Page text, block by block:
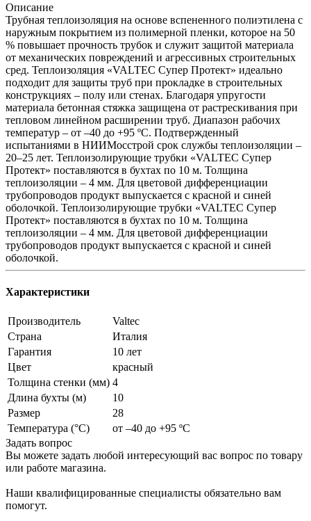
Описание
Трубная теплоизоляция на основе вспененного полиэтилена с
наружным покрытием из полимерной пленки, которое на 50
% повышает прочность трубок и служит защитой материала
от механических повреждений и агрессивных строительных
сред. Теплоизоляция «VALTEC Супер Протект» идеально
подходит для защиты труб при прокладке в строительных
конструкциях – полу или стенах. Благодаря упругости
материала бетонная стяжка защищена от растрескивания при
тепловом линейном расширении труб. Диапазон рабочих
температур – от –40 до +95 ºС. Подтвержденный
испытаниями в НИИМосстрой срок службы теплоизоляции –
20–25 лет. Теплоизолирующие трубки «VALTEC Супер
Протект» поставляются в бухтах по 10 м. Толщина
теплоизоляции – 4 мм. Для цветовой дифференциации
трубопроводов продукт выпускается с красной и синей
оболочкой. Теплоизолирующие трубки «VALTEC Супер
Протект» поставляются в бухтах по 10 м. Толщина
теплоизоляции – 4 мм. Для цветовой дифференциации
трубопроводов продукт выпускается с красной и синей
оболочкой.
Характеристики
Производитель
Valtec
Страна
Италия
Гарантия
10 лет
Цвет
красный
Толщина стенки (мм) 4
Длина бухты (м)
10
Размер
28
Температура (°С)
от –40 до +95 ºС
Задать вопрос
Вы можете задать любой интересующий вас вопрос по товару
или работе магазина.
Наши квалифицированные специалисты обязательно вам
помогут.